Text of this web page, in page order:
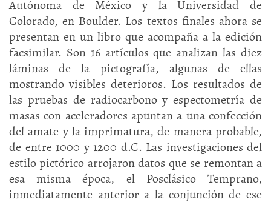
Autónoma de México y la Universidad de
Colorado, en Boulder. Los textos finales ahora se
presentan en un libro que acompaña a la edición
facsimilar. Son 16 artículos que analizan las diez
láminas de la pictografía, algunas de ellas
mostrando visibles deterioros. Los resultados de
las pruebas de radiocarbono y espectometría de
masas con aceleradores apuntan a una confección
del amate y la imprimatura, de manera probable,
de entre 1000 y 1200 d.C. Las investigaciones del
estilo pictórico arrojaron datos que se remontan a
esa misma época, el Posclásico Temprano,
inmediatamente anterior a la conjunción de ese